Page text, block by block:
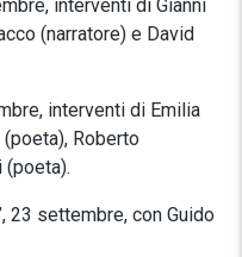
interventi di Gianni
(narratore) e David
interventi di Emilia
Roberto
(poeta).
, 23 settembre, con Guido